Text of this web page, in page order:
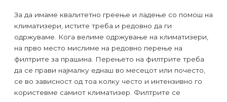
За да имаме квалитетно греење и ладење со помош на
климатизери, истите треба и редовно да ги
одржуваме. Кога велиме одржување на климатизери,
на прво место мислиме на редовно перење на
филтрите за прашина. Перењето на филтрите треба
да се прави најмалку еднаш во месецот или почесто,
се во зависност од тоа колку често и интензивно го
користевме самиот климатизер. Филтрите се